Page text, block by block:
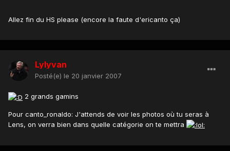
Allez fin du HS please (encore la faute d'ericanto ça)
Lylyvan
Posté(e) le 20 janvier 2007
2 grands gamins
Pour canto_ronaldo: J'attends de voir les photos où tu seras à
Lens, on verra bien dans quelle catégorie on te mettra